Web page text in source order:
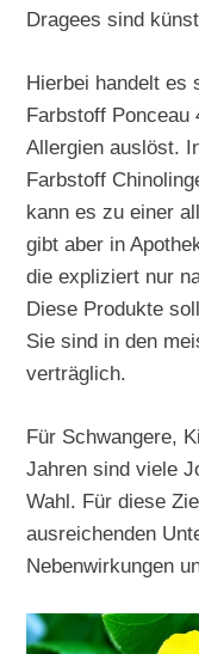
Dragees sind
Hierbei handelt es
Farbstoff
Allergien auslöst.
Farbstoff
kann es zu einer
gibt aber in
die expliziert nur
Diese Produkte
Sie sind in den
verträglich.
Für Schwangere,
Jahren sind viele
Wahl. Für diese
ausreichenden
Nebenwirkungen